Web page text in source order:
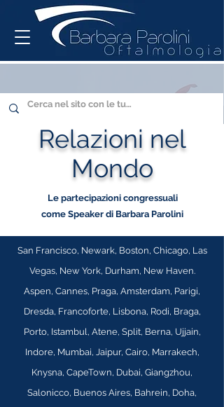
Relazioni nel
Mondo
Le partecipazioni congressuali
come Speaker di Barbara Parolini
San Francisco, Newark, Boston, Chicago, Las
Vegas, New York, Durham, New Haven.
Aspen, Cannes, Praga, Amsterdam, Parigi,
Dresda, Francoforte, Lisbona, Rodi, Braga,
Porto, Istambul, Atene, Split, Berna, Ujjain,
Indore, Mumbai, Jaipur, Cairo, Marrakech,
Knysna, CapeTown, Dubai, Giangzhou,
Salonicco, Buenos Aires, Bahrein, Doha,